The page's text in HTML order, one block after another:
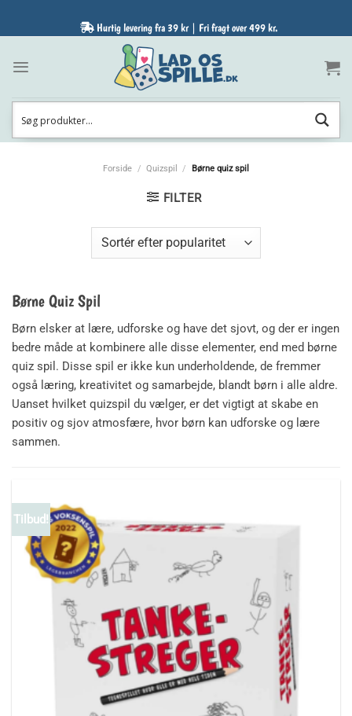
Hurtig levering fra 39 kr | Fri fragt over 499 kr.
Forside / Quizspil / Børne quiz spil
FILTER
Børne Quiz Spil
Børn elsker at lære, udforske og have det sjovt, og der er ingen
bedre måde at kombinere alle disse elementer, end med børne
quiz spil. Disse spil er ikke kun underholdende, de fremmer
også læring, kreativitet og samarbejde, blandt børn i alle aldre.
Uanset hvilket quizspil du vælger, er det vigtigt at skabe en
positiv og sjov atmosfære, hvor børn kan udforske og lære
sammen.
Tilbud!